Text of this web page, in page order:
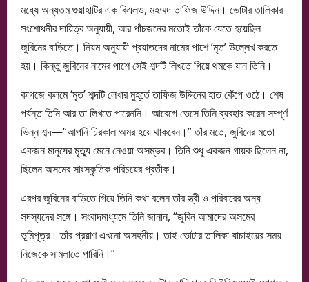
মধ্যে অন্যতম গুয়াহাটির এক বিএলও, মহম্মদ তাফিজ উদ্দিন। ভোটার তালিকার
সংশোধনীর দায়িত্ব অনুযায়ী, আর পাঁচজনের মতোই তাঁকে যেতে হয়েছিল
জুবিনের বাড়িতে। নিয়ম অনুযায়ী প্রয়াতদের নামের পাশে ‘মৃত’ উল্লেখ করতে
হয়। কিন্তু জুবিনের নামের পাশে সেই শব্দটি লিখতে গিয়ে থমকে যান তিনি।
কাগজে কলমে ‘মৃত’ শব্দটি লেখার মুহূর্তে তাফিজ উদ্দিনের হাত কেঁপে ওঠে। শেষ
পর্যন্ত তিনি আর তা লিখতে পারেননি। আবেগে ভেসে তিনি ব্যবহার করেন সম্পূর্ণ
ভিন্ন শব্দ—“আপনি চিরকাল অমর হয়ে থাকবেন।” তাঁর মতে, জুবিনের মতো
একজন মানুষের মৃত্যু মেনে নেওয়া অসম্ভব। তিনি শুধু একজন গায়ক ছিলেন না,
ছিলেন অসমের সাংস্কৃতিক পরিচয়ের প্রতীক।
এরপর জুবিনের বাড়িতে গিয়ে তিনি কথা বলেন তাঁর স্ত্রী ও পরিবারের অন্য
সদস্যদের সঙ্গে। সংবাদমাধ্যমে তিনি জানান, “জুবিন আমাদের অসমের
ভূমিপুত্র। তাঁর প্রয়াণ এখনো অসহনীয়। তাই ভোটার তালিকা যাচাইয়ের সময়
নিজেকে সামলাতে পারিনি।”